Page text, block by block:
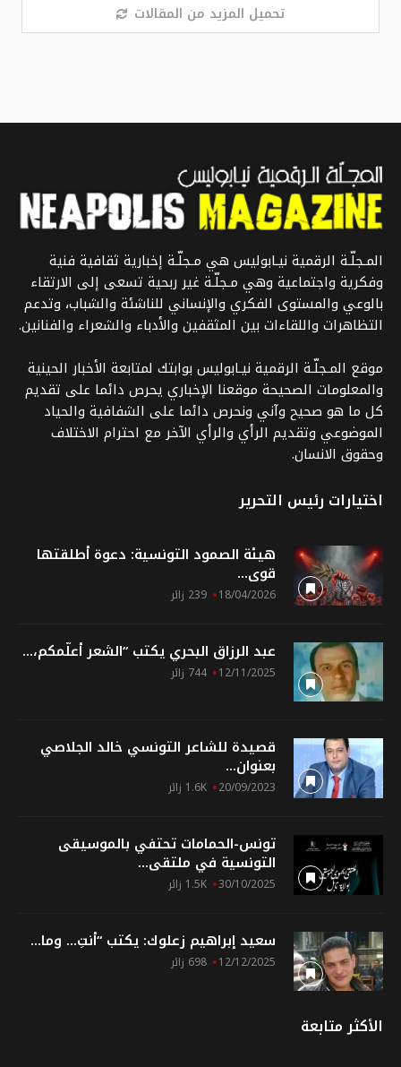
تحميل المزيد من المقالات
المـجلّـة الرقمية نيـابوليس هي مـجلّـة إخبارية ثقافية فنية
وفكرية واجتماعية وهي مـجلّـة غير ربحية تسعى إلى الارتقاء
بالوعي والمستوى الفكري والإنساني للناشئة والشباب، وتدعم
التظاهرات واللقاءات بين المثقفين والأدباء والشعراء والفنانين.
موقع المـجلّـة الرقمية نيـابوليس بوابتك لمتابعة الأخبار الحينية
والمعلومات الصحيحة موقعنا الإخباري يحرص دائما على تقديم
كل ما هو صحيح وآني ونحرص دائما على الشفافية والحياد
الموضوعي وتقديم الرأي والرأي الآخر مع احترام الاختلاف
وحقوق الانسان.
اختيارات رئيس التحرير
هيئة الصمود التونسية: دعوة أطلقتها
قوى...
18/04/2026 239 زائر
عبد الرزاق البحري يكتب “الشعر أعلّمكم،...
12/11/2025 744 زائر
قصيدة للشاعر التونسي خالد الجلاصي
بعنوان...
20/09/2023 1.6K زائر
تونس-الحمامات تحتفي بالموسيقى
التونسية في ملتقى...
30/10/2025 1.5K زائر
سعيد إبراهيم زعلوك: يكتب “أنتِ… وما...
12/12/2025 698 زائر
الأكثر متابعة